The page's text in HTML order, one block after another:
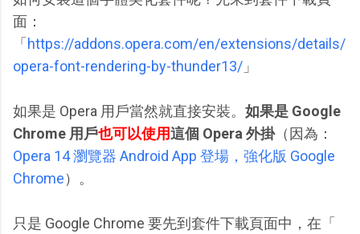
面：
「 https://addons.opera.com/en/extensions/details/
opera-font-rendering-by-thunder13/ 」
如果是 Opera 用戶當然就直接安裝。 如果是 Google
Chrome 用戶也可以使用這個 Opera 外掛（因為：
Opera 14 瀏覽器 Android App 登場，強化版 Google
Chrome）。
只是 Google Chrome 要先到套件下載頁面中，在「